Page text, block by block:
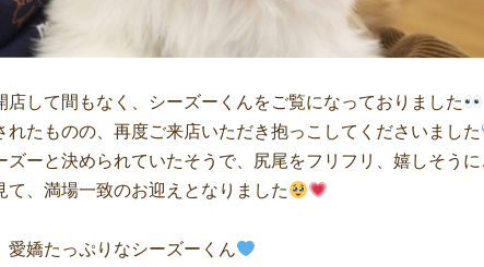
店して間もなく、シーズーくんをご覧になっておりました
れたものの、再度ご来店いただき抱っこしてくださいました
ズーと決められていたそうで、尻尾をフリフリ、嬉しそうに
て、満場一致のお迎えとなりました
愛嬌たっぷりなシーズーくん